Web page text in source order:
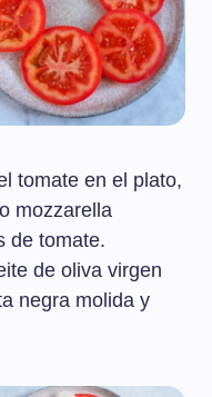
tomate en el plato,
mozzarella
de tomate.
de oliva virgen
negra molida y